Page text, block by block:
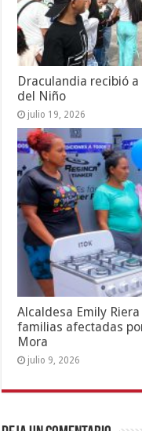
Draculandia recibió
del Niño
julio 19, 2026
Alcaldesa Emily
familias afectadas
Mora
julio 9, 2026